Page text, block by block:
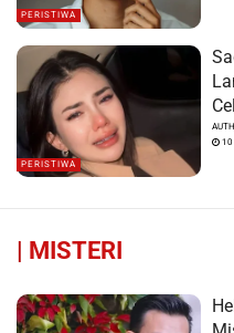
PERISTIWA
PERISTIWA
10
MISTERI